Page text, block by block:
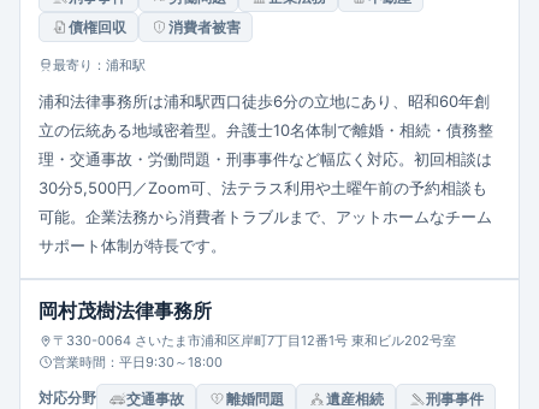
債権回収
消費者被害
最寄り：浦和駅
浦和法律事務所は浦和駅西口徒歩6分の立地にあり、昭和60年創
立の伝統ある地域密着型。弁護士10名体制で離婚・相続・債務整
理・交通事故・労働問題・刑事事件など幅広く対応。初回相談は
30分5,500円／Zoom可、法テラス利用や土曜午前の予約相談も
可能。企業法務から消費者トラブルまで、アットホームなチーム
サポート体制が特長です。
岡村茂樹法律事務所
〒330-0064 さいたま市浦和区岸町7丁目12番1号 東和ビル202号室
営業時間：平日9:30～18:00
対応分野 交通事故 離婚問題 遺産相続
刑事事件